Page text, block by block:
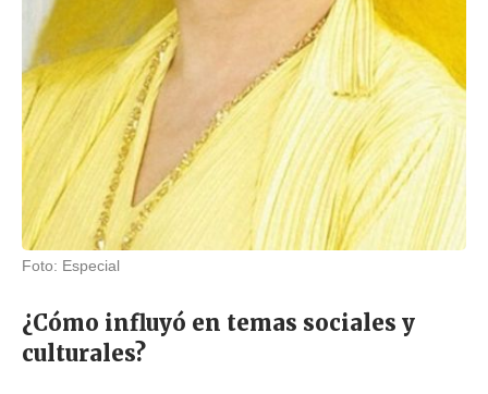
Foto: Especial
¿Cómo influyó en temas sociales y
culturales?